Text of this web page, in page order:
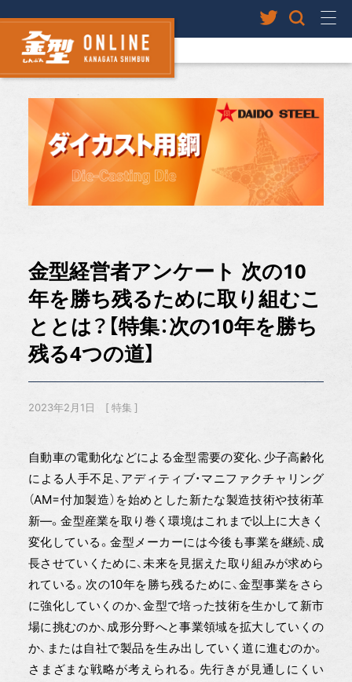
金型経営者アンケート 次の10
年を勝ち残るために取り組むこ
ととは？【特集：次の10年を勝ち
残る4つの道】
2023年2月1日 特集
自動車の電動化などによる金型需要の変化、少子高齢化
による人手不足、アディティブ・マニファクチャリング
（AM=付加製造）を始めとした新たな製造技術や技術革
新―。金型産業を取り巻く環境はこれまで以上に大きく
変化している。金型メーカーには今後も事業を継続、成
長させていくために、未来を見据えた取り組みが求めら
れている。次の10年を勝ち残るために、金型事業をさら
に強化していくのか、金型で培った技術を生かして新市
場に挑むのか、成形分野へと事業領域を拡大していくの
か、または自社で製品を生み出していく道に進むのか。
さまざまな戦略が考えられる。先行きが見通しにくい